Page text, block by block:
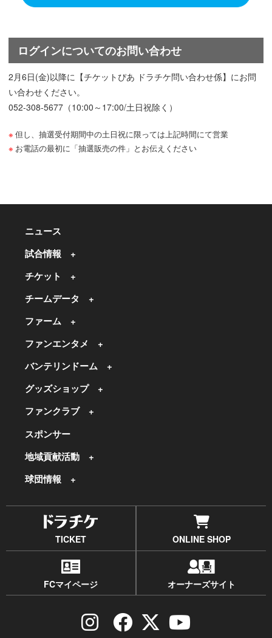
ログインについてのお問い合わせ
2月6日(金)以降に【チケットぴあ ドラチケ問い合わせ係】にお問
い合わせください。
052-308-5677（10:00～17:00/土日祝除く）
但し、抽選受付期間中の土日祝に限っては上記時間にて営業
お電話の最初に「抽選販売の件」とお伝えください
ニュース
試合情報
チケット
チームデータ
ファーム
ファンエンタメ
バンテリンドーム
グッズショップ
ファンクラブ
スポンサー
地域貢献活動
球団情報
TICKET ONLINE SHOP
FCマイページ オーナーズサイト